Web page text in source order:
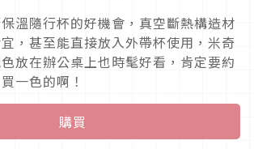
溫隨行杯的好機會，真空斷熱構造材
，甚至能直接放入外帶杯使用，米奇
放在辦公桌上也時髦好看，肯定要約
一色的啊！
購買